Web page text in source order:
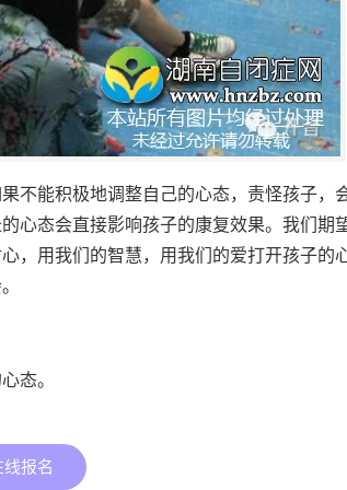
不能积极地调整自己的心态，责怪孩子，
心态会直接影响孩子的康复效果。我们期
，用我们的智慧，用我们的爱打开孩子的心
态。
报名